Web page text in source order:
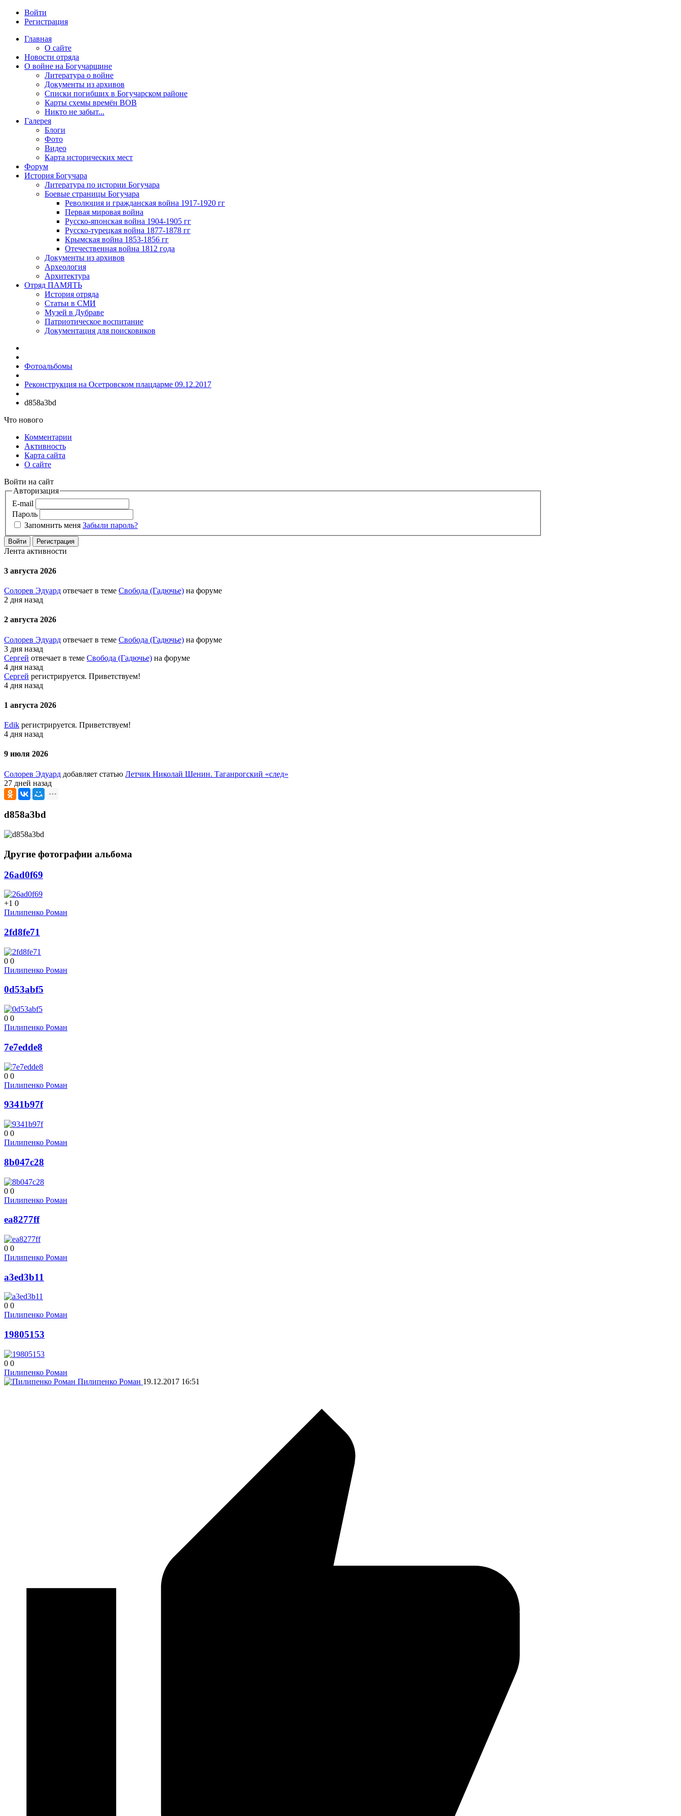
Войти
Регистрация
Главная
О сайте
Новости отряда
О войне на Богучарщине
Литература о войне
Документы из архивов
Списки погибших в Богучарском районе
Карты схемы времён ВОВ
Никто не забыт...
Галерея
Блоги
Фото
Видео
Карта исторических мест
Форум
История Богучара
Литература по истории Богучара
Боевые страницы Богучара
Революция и гражданская война 1917-1920 гг
Первая мировая война
Русско-японская война 1904-1905 гг
Русско-турецкая война 1877-1878 гг
Крымская война 1853-1856 гг
Отечественная война 1812 года
Документы из архивов
Археология
Архитектура
Отряд ПАМЯТЬ
История отряда
Статьи в СМИ
Музей в Дубраве
Патриотическое воспитание
Документация для поисковиков
Фотоальбомы
Реконструкция на Осетровском плацдарме 09.12.2017
d858a3bd
Что нового
Комментарии
Активность
Карта сайта
О сайте
Войти на сайт
Авторизация
E-mail
Пароль
Запомнить меня Забыли пароль?
Войти Регистрация
Лента активности
3 августа 2026
Солорев Эдуард отвечает в теме Свобода (Гадючье) на форуме
2 дня назад
2 августа 2026
Солорев Эдуард отвечает в теме Свобода (Гадючье) на форуме
3 дня назад
Сергей отвечает в теме Свобода (Гадючье) на форуме
4 дня назад
Сергей регистрируется. Приветствуем!
4 дня назад
1 августа 2026
Edik регистрируется. Приветствуем!
4 дня назад
9 июля 2026
Солорев Эдуард добавляет статью Летчик Николай Шенин. Таганрогский «след»
27 дней назад
d858a3bd
Другие фотографии альбома
26ad0f69
+1 0
Пилипенко Роман
2fd8fe71
0 0
Пилипенко Роман
0d53abf5
0 0
Пилипенко Роман
7e7edde8
0 0
Пилипенко Роман
9341b97f
0 0
Пилипенко Роман
8b047c28
0 0
Пилипенко Роман
ea8277ff
0 0
Пилипенко Роман
a3ed3b11
0 0
Пилипенко Роман
19805153
0 0
Пилипенко Роман
Пилипенко Роман 19.12.2017 16:51